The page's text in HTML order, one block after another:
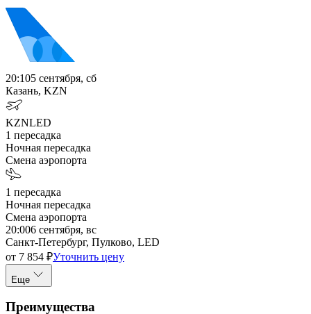
20:105 сентября, сб
Казань, KZN
KZNLED
1 пересадка
Ночная пересадка
Смена аэропорта
1 пересадка
Ночная пересадка
Смена аэропорта
20:006 сентября, вс
Санкт-Петербург, Пулково, LED
от 7 854 ₽Уточнить цену
Еще
Преимущества